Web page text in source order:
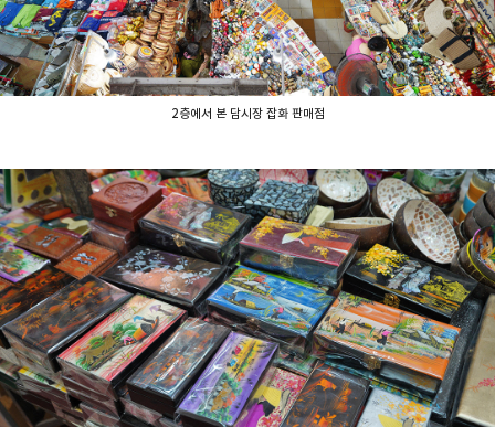
2층에서 본 담시장 잡화 판매점